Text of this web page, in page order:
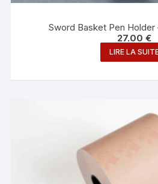
Sword Basket Pen
27.00€
LIRE LA